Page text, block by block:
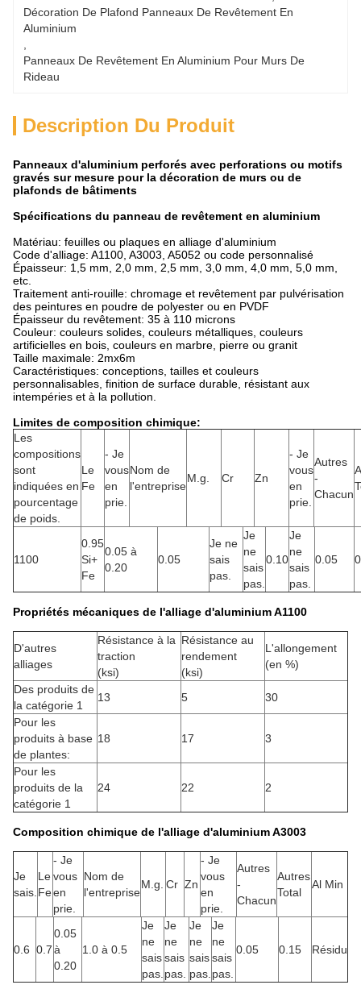
Décoration De Plafond Panneaux De Revêtement En
Aluminium
Panneaux De Revêtement En Aluminium Pour Murs De
Rideau
Description Du Produit
Panneaux d'aluminium perforés avec perforations ou motifs
gravés sur mesure pour la décoration de murs ou de
plafonds de bâtiments
Spécifications du panneau de revêtement en aluminium
Matériau: feuilles ou plaques en alliage d'aluminium
Code d'alliage: A1100, A3003, A5052 ou code personnalisé
Épaisseur: 1,5 mm, 2,0 mm, 2,5 mm, 3,0 mm, 4,0 mm, 5,0 mm,
etc.
Traitement anti-rouille: chromage et revêtement par pulvérisation
des peintures en poudre de polyester ou en PVDF
Épaisseur du revêtement: 35 à 110 microns
Couleur: couleurs solides, couleurs métalliques, couleurs
artificielles en bois, couleurs en marbre, pierre ou granit
Taille maximale: 2mx6m
Caractéristiques: conceptions, tailles et couleurs
personnalisables, finition de surface durable, résistant aux
intempéries et à la pollution.
Limites de composition chimique:
Les
compositions
sont
indiquées en
pourcentage
de poids.
Le
Fe
- Je
vous
en
prie.
Nom de
l'entreprise
M.g. Cr Zn
- Je
vous
en
prie.
Autres
-
Chacun
1100
0.95
Si+
Fe
0.05 à
0.20
0.05
Je ne
sais
pas.
Je
ne
sais
pas.
0.10
Je
ne
sais
pas.
0.05
Propriétés mécaniques de l'alliage d'aluminium A1100
D'autres
alliages
Résistance à la
traction
(ksi)
Résistance au
rendement
(ksi)
L'allongement
(en %)
Des produits de
la catégorie 1
13 5
30
Pour les
produits à base
de plantes:
18 17 3
Pour les
produits de la
catégorie 1
24 22 2
Composition chimique de l'alliage d'aluminium A3003
Je
sais.
Le
Fe
- Je
vous
en
prie.
Nom de
l'entreprise
M.g. Cr Zn
- Je
vous
en
prie.
Autres
-
Chacun
Autres
Total
Al Min
0.6 0.7
0.05
à
0.20
1.0 à 0.5
Je
ne
sais
pas.
Je
ne
sais
pas.
Je
ne
sais
pas.
Je
ne
sais
pas.
0.05 0.15 Résidu